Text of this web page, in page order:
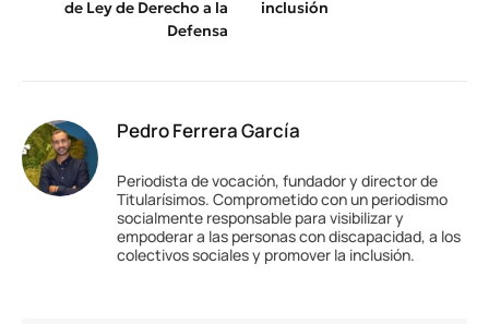
de Ley de Derecho a la
Defensa
inclusión
Pedro Ferrera García
Periodista de vocación, fundador y director de
Titularísimos. Comprometido con un periodismo
socialmente responsable para visibilizar y
empoderar a las personas con discapacidad, a los
colectivos sociales y promover la inclusión.